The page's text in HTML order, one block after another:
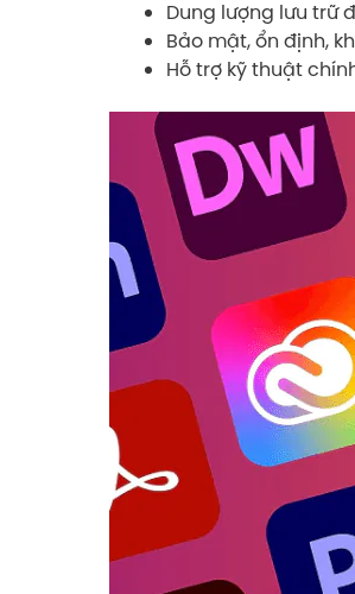
Dung lượng lưu trữ
Bảo mật, ổn định,
Hỗ trợ kỹ thuật